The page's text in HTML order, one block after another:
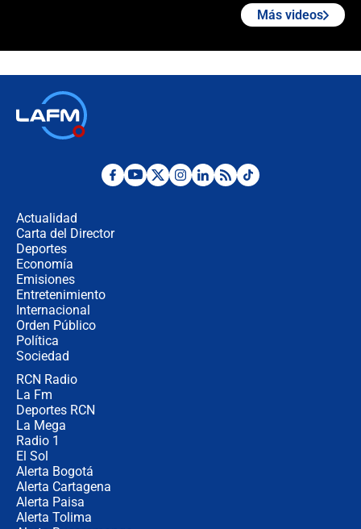
"No hubo fraude ni posibilidad de
Más videos
Actualidad
Carta del Director
Deportes
Economía
Emisiones
Entretenimiento
Internacional
Orden Público
Política
Sociedad
RCN Radio
La Fm
Deportes RCN
La Mega
Radio 1
El Sol
Alerta Bogotá
Alerta Cartagena
Alerta Paisa
Alerta Tolima